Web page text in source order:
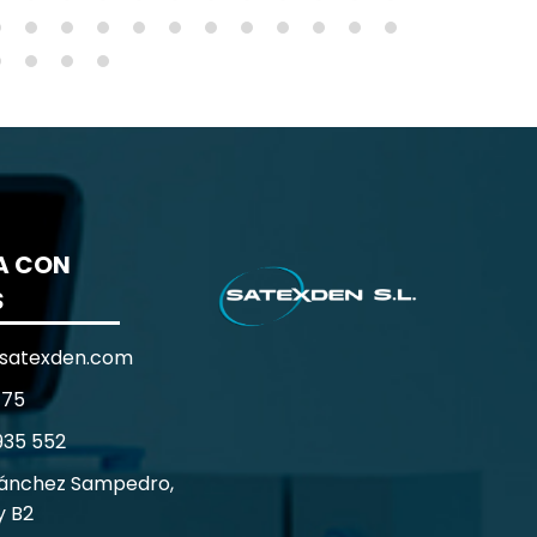
CON
552
Sampedro,
B2